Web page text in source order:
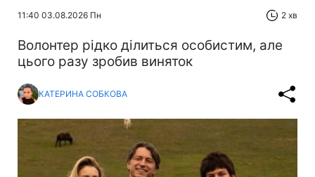
11:40 03.08.2026 Пн 2 хв
Волонтер рідко ділиться особистим, але
цього разу зробив виняток
КАТЕРИНА СОБКОВА